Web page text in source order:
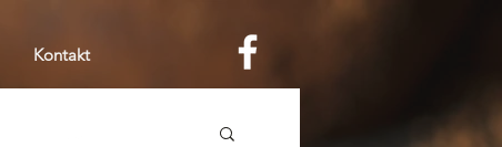
Kontakt